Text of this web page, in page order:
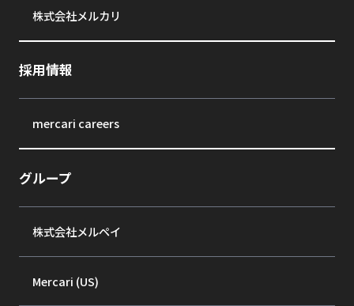
株式会社メルカリ
採用情報
mercari careers
グループ
株式会社メルペイ
Mercari (US)